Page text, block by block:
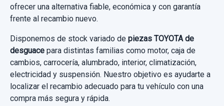
ELEVALUNAS TRASERO DERECHO 698300F040
Ref:952805 OEM:621800F020
44,62 €
Sin IVA, gastos de envío no incluidos.
Consultar por whatsapp
ofrecer una alternativa fiable, económica y con garantía
frente al recambio nuevo.
Disponemos de stock variado de piezas TOYOTA de
desguace para distintas familias como motor, caja de
cambios, carrocería, alumbrado, interior, climatización,
electricidad y suspensión. Nuestro objetivo es ayudarte a
localizar el recambio adecuado para tu vehículo con una
compra más segura y rápida.